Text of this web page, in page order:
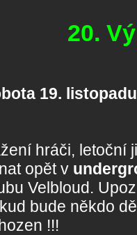
20.
19.
hráči, letoční
opět v
Velbloud.
bude někdo
!!!